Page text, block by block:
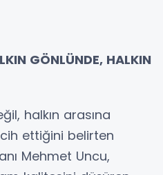
GÖNLÜNDE, HALKIN
halkın arasına
ettiğini belirten
Mehmet Uncu,